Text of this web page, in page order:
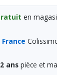
en
anspièce et